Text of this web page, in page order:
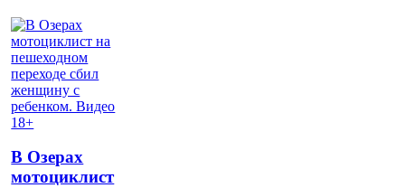
В Озерах
мотоциклист